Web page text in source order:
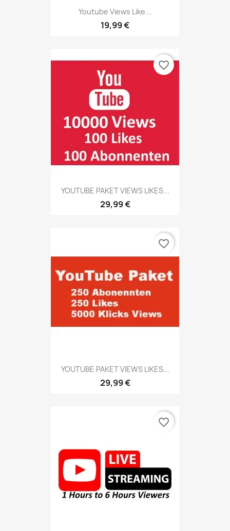
Youtube Views Like...
19,99 €
YOUTUBE PAKET VIEWS LIKES...
29,99 €
favorite_border
YOUTUBE PAKET VIEWS LIKES...
29,99 €
favorite_border
favorite_border